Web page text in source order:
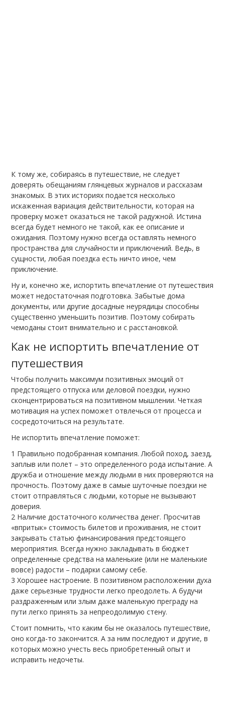
К тому же, собираясь в путешествие, не следует
доверять обещаниям глянцевых журналов и рассказам
знакомых. В этих историях подается несколько
искаженная вариация действительности, которая на
проверку может оказаться не такой радужной. Истина
всегда будет немного не такой, как ее описание и
ожидания. Поэтому нужно всегда оставлять немного
пространства для случайности и приключений. Ведь, в
сущности, любая поездка есть ничто иное, чем
приключение.
Ну и, конечно же, испортить впечатление от путешествия
может недостаточная подготовка. Забытые дома
документы, или другие досадные неурядицы способны
существенно уменьшить позитив. Поэтому собирать
чемоданы стоит внимательно и с расстановкой.
Как не испортить впечатление от
путешествия
Чтобы получить максимум позитивных эмоций от
предстоящего отпуска или деловой поездки, нужно
сконцентрироваться на позитивном мышлении. Четкая
мотивация на успех поможет отвлечься от процесса и
сосредоточиться на результате.
Не испортить впечатление поможет:
Правильно подобранная компания. Любой поход, заезд,
заплыв или полет – это определенного рода испытание. А
дружба и отношение между людьми в них проверяются на
прочность. Поэтому даже в самые шуточные поездки не
стоит отправляться с людьми, которые не вызывают
доверия.
Наличие достаточного количества денег. Просчитав
«впритык» стоимость билетов и проживания, не стоит
закрывать статью финансирования предстоящего
мероприятия. Всегда нужно закладывать в бюджет
определенные средства на маленькие (или не маленькие
вовсе) радости – подарки самому себе.
Хорошее настроение. В позитивном расположении духа
даже серьезные трудности легко преодолеть. А будучи
раздраженным или злым даже маленькую преграду на
пути легко принять за непреодолимую стену.
Стоит помнить, что каким бы не оказалось путешествие,
оно когда-то закончится. А за ним последуют и другие, в
которых можно учесть весь приобретенный опыт и
исправить недочеты.